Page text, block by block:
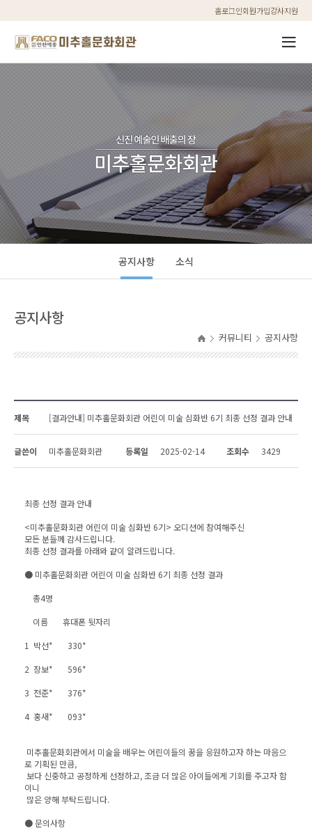
홈로그인회원가입강사지원
공지사항 소식
공지사항
커뮤니티 공지사항
제목 [결과안내] 미추홀문화회관 어린이 미술 심화반 6기 최종 선정 결과 안내
글쓴이 미추홀문화회관 등록일 2025-02-14 조회수 3429
최종 선정 결과 안내
<미추홀문화회관 어린이 미술 심화반 6기> 오디션에 참여해주신
모든 분들께 감사드립니다.
최종 선정 결과를 아래와 같이 알려드립니다.
● 미추홀문화회관 어린이 미술 심화반 6기 최종 선정 결과
총4명
이름 휴대폰 뒷자리
1 박선* 330*
2 장보* 596*
3 전준* 376*
4 홍새* 093*
미추홀문화회관에서 미술을 배우는 어린이들의 꿈을 응원하고자 하는 마음으
로 기획된 만큼,
보다 신중하고 공정하게 선정하고, 조금 더 많은 아이들에게 기회를 주고자 함
이니
많은 양해 부탁드립니다.
● 문의사항